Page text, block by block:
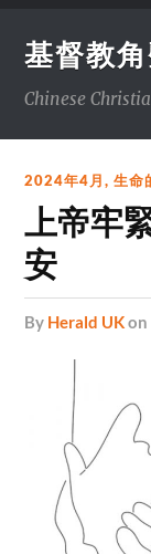
基督教
Chinese
2024年4月,生命
上帝牢
安
by Herald UKon